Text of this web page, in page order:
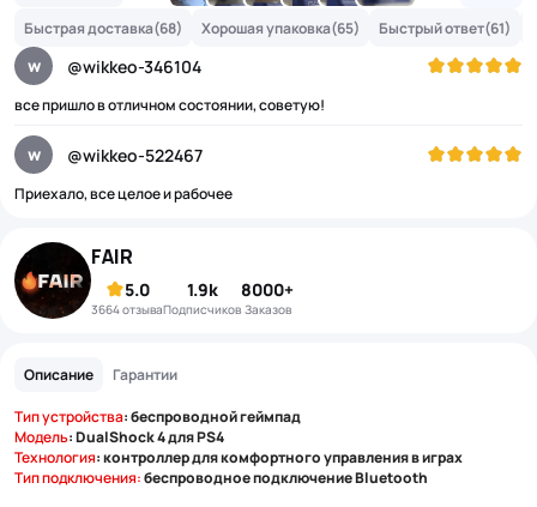
Быстрая доставка(68) Хорошая упаковка(65) Быстрый ответ(61)
w @wikkeo-346104
все пришло в отличном состоянии, советую!
w @wikkeo-522467
Приехало, все целое и рабочее
FAIR
5.0
3664 отзыва
1.9k
подписчиков
8000+
Заказов
Описание Гарантии
Тип устройства: беспроводной геймпад
Модель: DualShock 4 для PS4
Технология: контроллер для комфортного управления в играх
Тип подключения:беспроводное подключение Bluetooth